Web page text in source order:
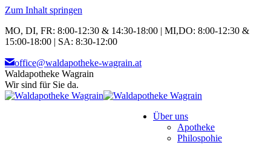
Zum Inhalt springen
MO, DI, FR: 8:00-12:30 & 14:30-18:00 | MI,DO: 8:00-12:30 &
15:00-18:00 | SA: 8:30-12:00
office@waldapotheke-wagrain.at
Waldapotheke Wagrain
Wir sind für Sie da.
Über uns
Apotheke
Philospohie